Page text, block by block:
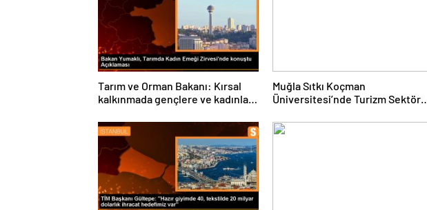
Tarım ve Orman Bakanı: Kırsal
kalkınmada gençlere ve kadınlara
Muğla Sıtkı Koçman
Üniversitesi’nde Turizm Sektörü